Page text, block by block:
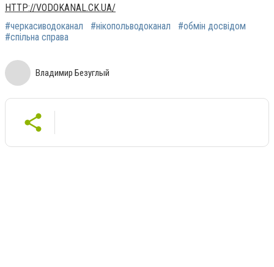
HTTP://VODOKANAL.CK.UA/
#черкасиводоканал
#нікопольводоканал
#обмін досвідом
#спільна справа
Владимир Безуглый